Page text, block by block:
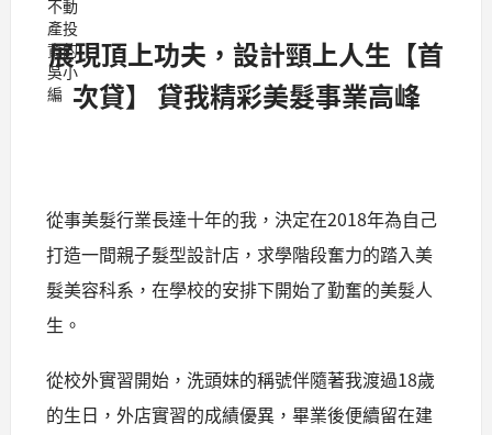
展現頂上功夫，設計頸上人生【首
次貸】 貸我精彩美髮事業高峰
從事美髮行業長達十年的我，決定在2018年為自己
打造一間親子髮型設計店，求學階段奮力的踏入美
髮美容科系，在學校的安排下開始了勤奮的美髮人
生。
從校外實習開始，洗頭妹的稱號伴隨著我渡過18歲
的生日，外店實習的成績優異，畢業後便續留在建